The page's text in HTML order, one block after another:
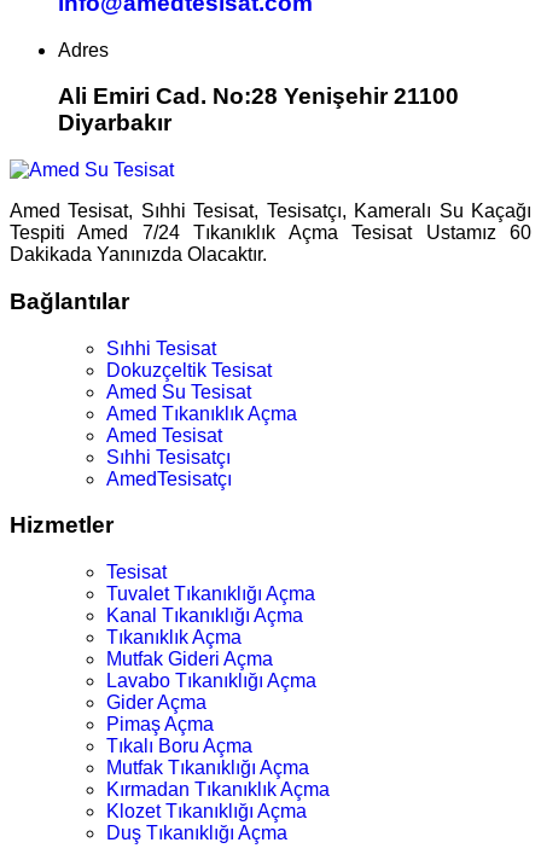
Adres
Ali Emiri Cad. No:28 Yenişehir 21100
Diyarbakır
Amed Tesisat, Sıhhi Tesisat, Tesisatçı, Kameralı Su Kaçağı
Tespiti Amed 7/24 Tıkanıklık Açma Tesisat Ustamız 60
Dakikada Yanınızda Olacaktır.
Bağlantılar
Sıhhi Tesisat
Dokuzçeltik Tesisat
Amed Su Tesisat
Amed Tıkanıklık Açma
Amed Tesisat
Sıhhi Tesisatçı
AmedTesisatçı
Hizmetler
Tesisat
Tuvalet Tıkanıklığı Açma
Kanal Tıkanıklığı Açma
Tıkanıklık Açma
Mutfak Gideri Açma
Lavabo Tıkanıklığı Açma
Gider Açma
Pimaş Açma
Tıkalı Boru Açma
Mutfak Tıkanıklığı Açma
Kırmadan Tıkanıklık Açma
Klozet Tıkanıklığı Açma
Duş Tıkanıklığı Açma